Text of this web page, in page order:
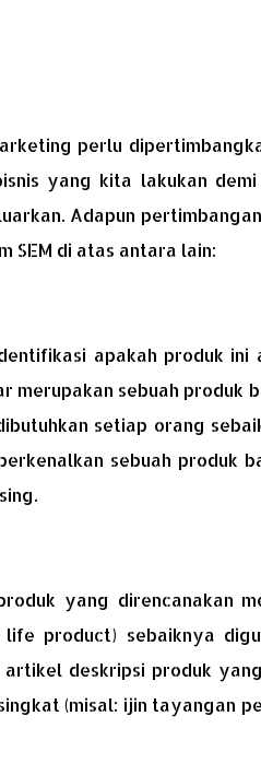
perlu
yang kita lakukan
Adapun
SEM di atas antara lain:
apakah produk ini
merupakan sebuah produk
setiap orang
sebuah produk
yang direncanakan
product) sebaiknya
deskripsi produk
(misal: ijin tayangan